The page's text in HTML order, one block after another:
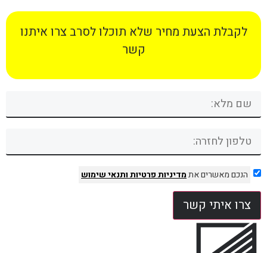
לקבלת הצעת מחיר שלא תוכלו לסרב צרו איתנו
קשר
הנכם מאשרים אתמדיניות פרטיותותנאי שימוש
צרו איתי קשר